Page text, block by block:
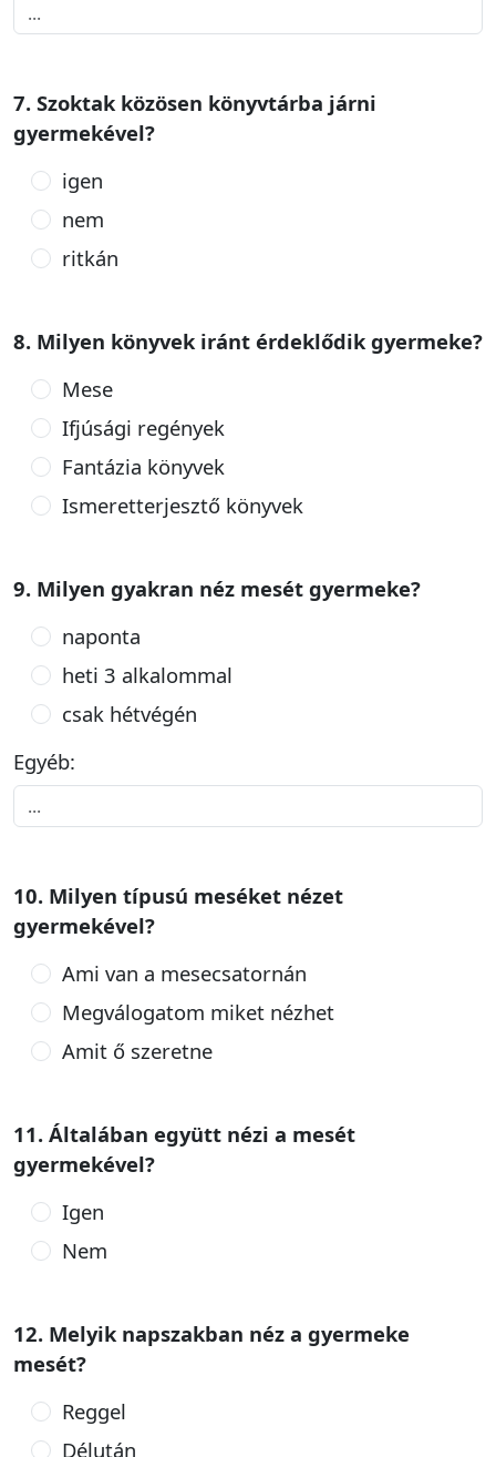
7. Szoktak közösen könyvtárba járni
gyermekével?
igen
nem
ritkán
8. Milyen könyvek iránt érdeklődik gyermeke?
Mese
Ifjúsági regények
Fantázia könyvek
Ismeretterjesztő könyvek
9. Milyen gyakran néz mesét gyermeke?
naponta
heti 3 alkalommal
csak hétvégén
Egyéb:
10. Milyen típusú meséket nézet
gyermekével?
Ami van a mesecsatornán
Megválogatom miket nézhet
Amit ő szeretne
11. Általában együtt nézi a mesét
gyermekével?
Igen
Nem
12. Melyik napszakban néz a gyermeke
mesét?
Reggel
Délután